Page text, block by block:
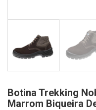
Botina Trekking
Marrom Biqueira